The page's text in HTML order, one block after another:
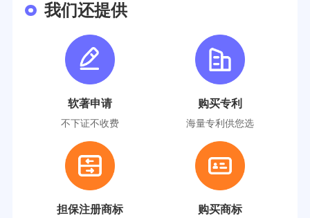
我们还提供
软著申请
不下证不收费
购买专利
海量专利供您选
担保注册商标 购买商标